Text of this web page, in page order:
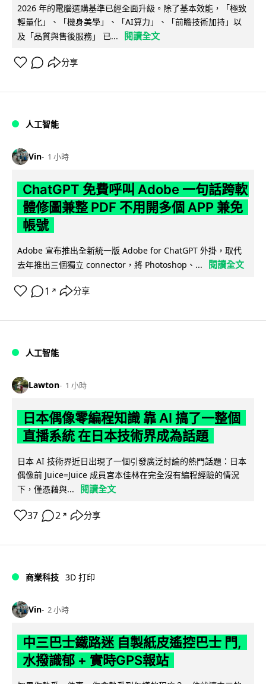
2026 年的電腦選購基準已經全面升級。除了基本效能，「極致
輕量化」、「機身美學」、「AI算力」、「前瞻技術加持」以
及「品質與售後服務」 已...
閱讀全文
分享
人工智能
Vin 1 小時
ChatGPT 免費呼叫 Adobe 一句話跨軟
體修圖兼整 PDF 不用開多個 APP 兼免
帳號
Adobe 宣布推出全新統一版 Adobe for ChatGPT 外掛，取代
去年推出三個獨立 connector，將 Photoshop、...
閱讀全文
1 ↗ 分享
人工智能
Lawton 1 小時
日本偶像零編程知識 靠 AI 搞了一整個
直播系統 在日本技術界成為話題
日本 AI 技術界近日出現了一個引發廣泛討論的熱門話題：日本
偶像前 Juice=Juice 成員宮本佳林在完全沒有編程經驗的情況
下，僅憑藉與...
閱讀全文
37 2 ↗ 分享
商業科技 3D 打印
Vin 2 小時
中三巴士鐵路迷 自製紙皮遙控巴士 門,
水撥識郁 + 實時GPS報站